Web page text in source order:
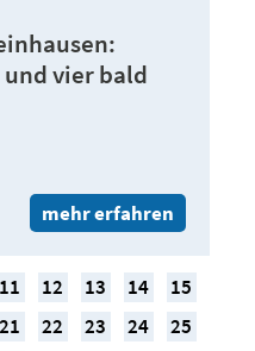
vier bald
mehr erfahren
11 12 13 14
15
21 22 23 24
25